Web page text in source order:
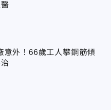
意外！66歲工人攀鋼筋傾